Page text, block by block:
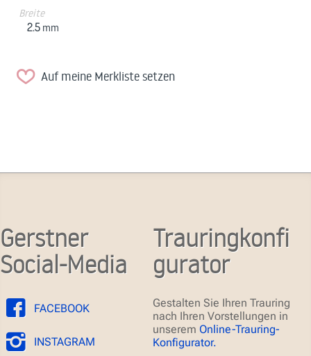
Breite
2.5 mm
Auf meine Merkliste setzen
Gerstner
Social-Media
FACEBOOK
INSTAGRAM
Trauringkonfi
gurator
Gestalten Sie Ihren Trauring
nach Ihren Vorstellungen in
unserem Online-Trauring-
Konfigurator.